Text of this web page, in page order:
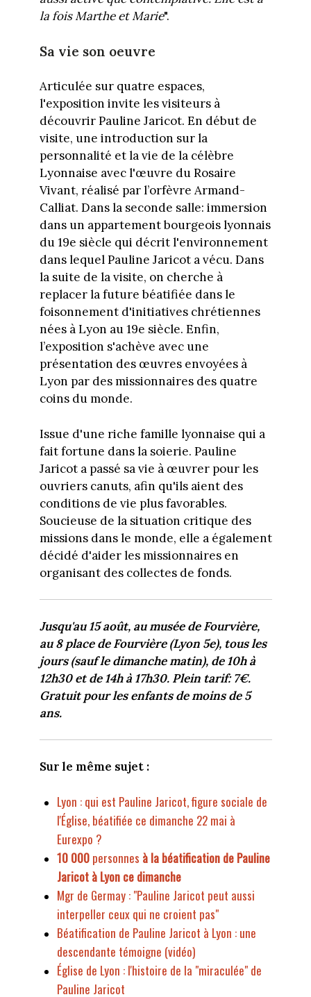
la fois Marthe et Marie".
Sa vie son oeuvre
Articulée sur quatre espaces,
l'exposition invite les visiteurs à
découvrir Pauline Jaricot. En début de
visite, une introduction sur la
personnalité et la vie de la célèbre
Lyonnaise avec l'œuvre du Rosaire
Vivant, réalisé par l’orfèvre Armand-
Calliat. Dans la seconde salle: immersion
dans un appartement bourgeois lyonnais
du 19e siècle qui décrit l'environnement
dans lequel Pauline Jaricot a vécu. Dans
la suite de la visite, on cherche à
replacer la future béatifiée dans le
foisonnement d'initiatives chrétiennes
nées à Lyon au 19e siècle. Enfin,
l’exposition s'achève avec une
présentation des œuvres envoyées à
Lyon par des missionnaires des quatre
coins du monde.
Issue d'une riche famille lyonnaise qui a
fait fortune dans la soierie. Pauline
Jaricot a passé sa vie à œuvrer pour les
ouvriers canuts, afin qu'ils aient des
conditions de vie plus favorables.
Soucieuse de la situation critique des
missions dans le monde, elle a également
décidé d'aider les missionnaires en
organisant des collectes de fonds.
Jusqu'au 15 août, au musée de Fourvière,
au 8 place de Fourvière (Lyon 5e), tous les
jours (sauf le dimanche matin), de 10h à
12h30 et de 14h à 17h30. Plein tarif: 7€.
Gratuit pour les enfants de moins de 5
ans.
Sur le même sujet :
Lyon : qui est Pauline Jaricot, figure sociale de
l'Église, béatifiée ce dimanche 22 mai à
Eurexpo ?
10 000 personnes à la béatification de Pauline
Jaricot à Lyon ce dimanche
Mgr de Germay : "Pauline Jaricot peut aussi
interpeller ceux qui ne croient pas"
Béatification de Pauline Jaricot à Lyon : une
descendante témoigne (vidéo)
Église de Lyon : l'histoire de la "miraculée" de
Pauline Jaricot